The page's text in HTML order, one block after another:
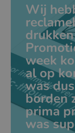
Wij
week
al op
was
borden
prima
was